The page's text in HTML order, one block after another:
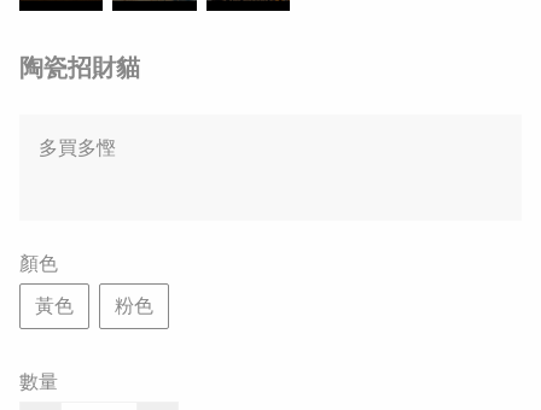
陶瓷招財貓
多買多慳
顏色
黃色 粉色
數量